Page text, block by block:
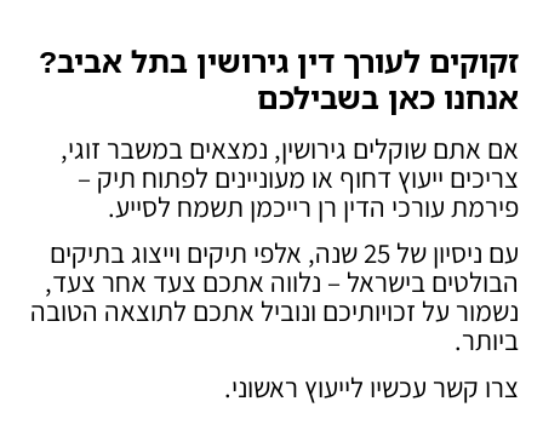
זקוקים לעורך דין גירושין בתל אביב?
אנחנו כאן בשבילכם
אם אתם שוקלים גירושין, נמצאים במשבר זוגי,
צריכים ייעוץ דחוף או מעוניינים לפתוח תיק –
פירמת עורכי הדין רן רייכמן תשמח לסייע.
עם ניסיון של 25 שנה, אלפי תיקים וייצוג בתיקים
הבולטים בישראל – נלווה אתכם צעד אחר צעד,
נשמור על זכויותיכם ונוביל אתכם לתוצאה הטובה
ביותר.
צרו קשר עכשיו לייעוץ ראשוני.